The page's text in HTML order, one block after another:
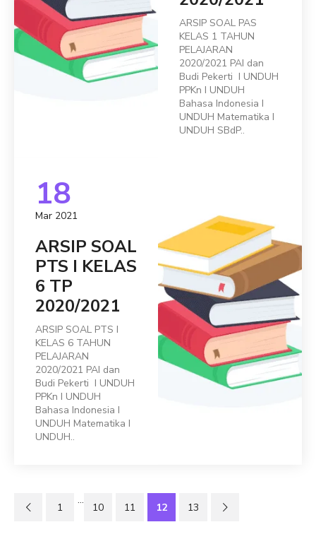
ARSIP SOAL PAS
KELAS 1 TAHUN
PELAJARAN
2020/2021 PAI dan
Budi Pekerti I UNDUH
PPKn I UNDUH
Bahasa Indonesia I
UNDUH Matematika I
UNDUH SBdP..
18
Mar 2021
ARSIP SOAL
PTS I KELAS
6 TP
2020/2021
ARSIP SOAL PTS I
KELAS 6 TAHUN
PELAJARAN
2020/2021 PAI dan
Budi Pekerti I UNDUH
PPKn I UNDUH
Bahasa Indonesia I
UNDUH Matematika I
UNDUH..
1
…
10 11 12 13